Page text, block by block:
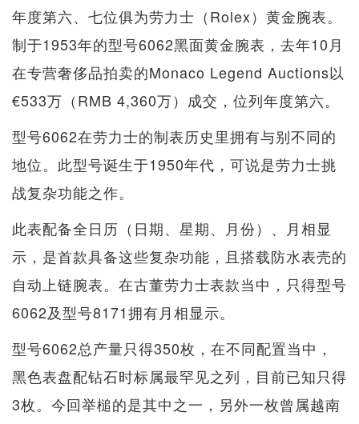
年度第六、七位俱为劳力士（Rolex）黄金腕表。
制于1953年的型号6062黑面黄金腕表，去年10月
在专营奢侈品拍卖的Monaco Legend Auctions以
€533万（RMB 4,360万）成交，位列年度第六。
型号6062在劳力士的制表历史里拥有与别不同的
地位。此型号诞生于1950年代，可说是劳力士挑
战复杂功能之作。
此表配备全日历（日期、星期、月份）、月相显
示，是首款具备这些复杂功能，且搭载防水表壳的
自动上链腕表。在古董劳力士表款当中，只得型号
6062及型号8171拥有月相显示。
型号6062总产量只得350枚，在不同配置当中，
黑色表盘配钻石时标属最罕见之列，目前已知只得
3枚。今回举槌的是其中之一，另外一枚曾属越南